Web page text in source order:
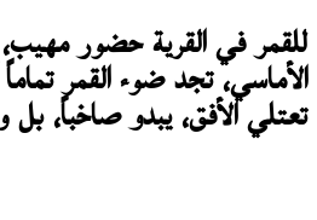
للقمر في القرية حضور
الأماسي، تجد ضوء القمر
تعتلي الأفق، يبدو صاخباً،